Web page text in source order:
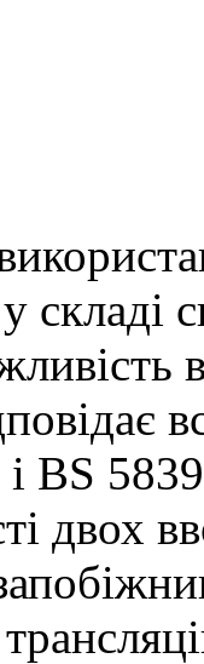
складі
BS
двох